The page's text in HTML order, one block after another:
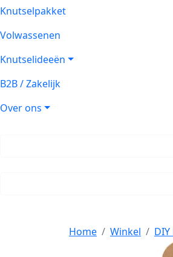
Knutselpakket
Volwassenen
Knutselideeën
B2B / Zakelijk
Over ons
Home Winkel